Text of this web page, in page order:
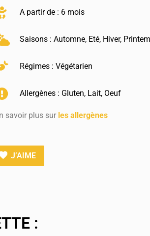
A partir de : 6 mois
Saisons :Automne, Eté, Hiver,
Régimes :Végétarien
Allergènes : Gluten, Lait, Oeuf
savoir plus sur les allergènes
J’AIME
: